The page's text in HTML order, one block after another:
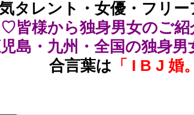
タレント・女優・フリ
♡皆様から独身男女のご
島・九州・全国の独身男
合言葉は 「 I B J 婚